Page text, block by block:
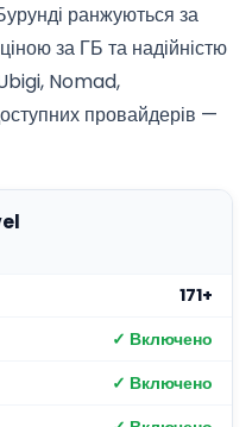
ранжуються за
за ГБ та надійністю
Nomad,
провайдерів —
171+
✓ Включено
✓ Включено